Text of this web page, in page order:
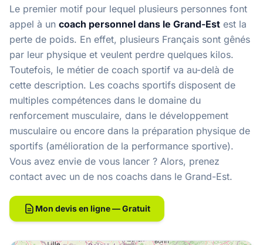
Le premier motif pour lequel plusieurs personnes font
appel à un coach personnel dans le Grand-Est est la
perte de poids. En effet, plusieurs Français sont gênés
par leur physique et veulent perdre quelques kilos.
Toutefois, le métier de coach sportif va au-delà de
cette description. Les coachs sportifs disposent de
multiples compétences dans le domaine du
renforcement musculaire, dans le développement
musculaire ou encore dans la préparation physique de
sportifs (amélioration de la performance sportive).
Vous avez envie de vous lancer ? Alors, prenez
contact avec un de nos coachs dans le Grand-Est.
Mon devis en ligne — Gratuit